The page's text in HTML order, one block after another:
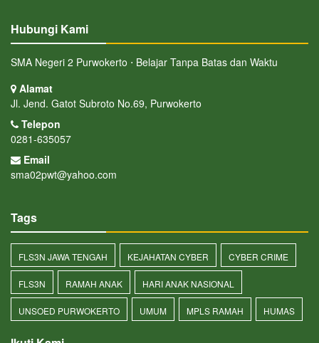
Hubungi Kami
SMA Negeri 2 Purwokerto ⋅ Belajar Tanpa Batas dan Waktu
Alamat
Jl. Jend. Gatot Subroto No.69, Purwokerto
Telepon
0281-635057
Email
sma02pwt@yahoo.com
Tags
FLS3N JAWA TENGAH KEJAHATAN CYBER CYBER CRIME
FLS3N RAMAH ANAK HARI ANAK NASIONAL
UNSOED PURWOKERTO UMUM MPLS RAMAH HUMAS